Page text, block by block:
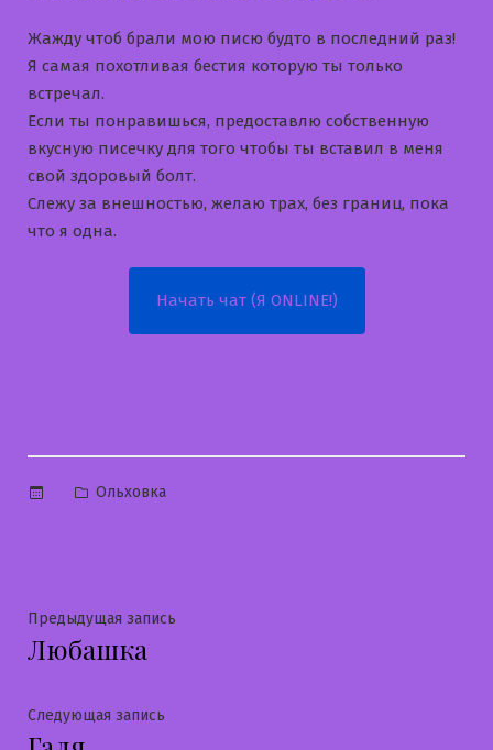
Жажду чтоб брали мою писю будто в последний раз!
Я самая похотливая бестия которую ты только
встречал.
Если ты понравишься, предоставлю собственную
вкусную писечку для того чтобы ты вставил в меня
свой здоровый болт.
Слежу за внешностью, желаю трах, без границ, пока
что я одна.
Начать чат (Я ONLINE!)
Опубликовано
Ольховка
Навигация
по
записям
Предыдущая запись
Любашка
Следующая запись